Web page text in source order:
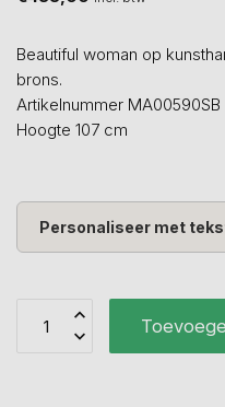
Beautiful woman op
brons.
Artikelnummer MA00590SB
Hoogte 107 cm
Personaliseer met